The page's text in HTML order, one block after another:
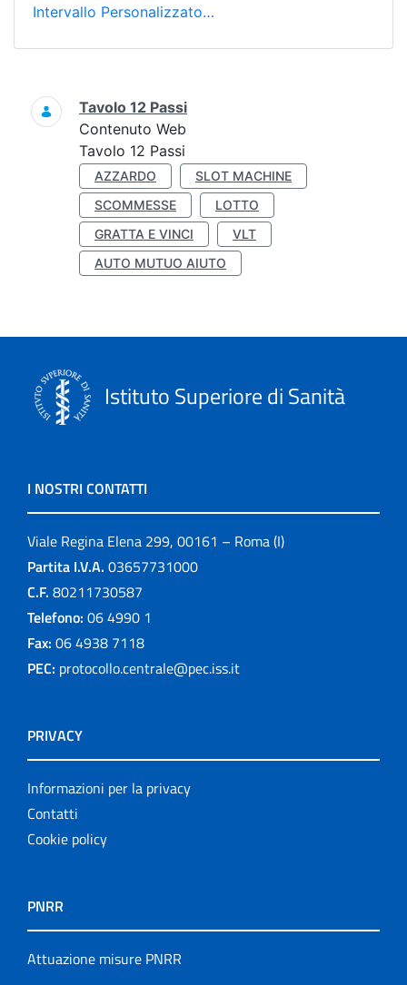
Intervallo Personalizzato…
Ricerca
Tavolo 12 Passi
Contenuto Web
Tavolo 12 Passi
AZZARDO
SLOT MACHINE
SCOMMESSE
LOTTO
GRATTA E VINCI
VLT
AUTO MUTUO AIUTO
Istituto Superiore di Sanità
I NOSTRI CONTATTI
Viale Regina Elena 299, 00161 – Roma (I)
Partita I.V.A. 03657731000
C.F. 80211730587
Telefono: 06 4990 1
Fax: 06 4938 7118
PEC: protocollo.centrale@pec.iss.it
PRIVACY
Informazioni per la privacy
Contatti
Cookie policy
PNRR
Attuazione misure PNRR